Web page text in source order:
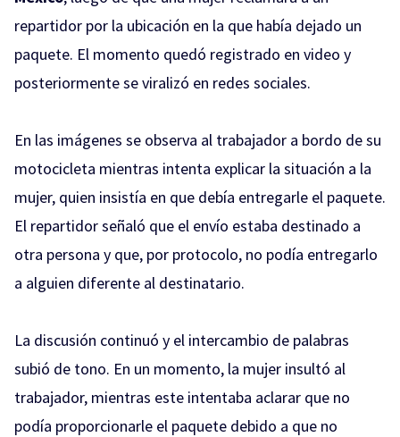
repartidor por la ubicación en la que había dejado un
paquete. El momento quedó registrado en video y
posteriormente se viralizó en redes sociales.
En las imágenes se observa al trabajador a bordo de su
motocicleta mientras intenta explicar la situación a la
mujer, quien insistía en que debía entregarle el paquete.
El repartidor señaló que el envío estaba destinado a
otra persona y que, por protocolo, no podía entregarlo
a alguien diferente al destinatario.
La discusión continuó y el intercambio de palabras
subió de tono. En un momento, la mujer insultó al
trabajador, mientras este intentaba aclarar que no
podía proporcionarle el paquete debido a que no